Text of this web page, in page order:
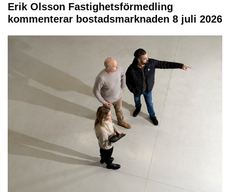
Erik Olsson Fastighetsförmedling
kommenterar bostadsmarknaden 8 juli 2026